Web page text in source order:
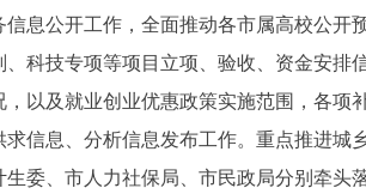
信息公开工作，全面推动各市属高校公开
、科技专项等项目立项、验收、资金安排
，以及就业创业优惠政策实施范围，各项
求信息、分析信息发布工作。重点推进城
生委、市人力社保局、市民政局分别牵头